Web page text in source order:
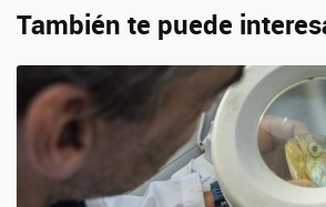
También te puede